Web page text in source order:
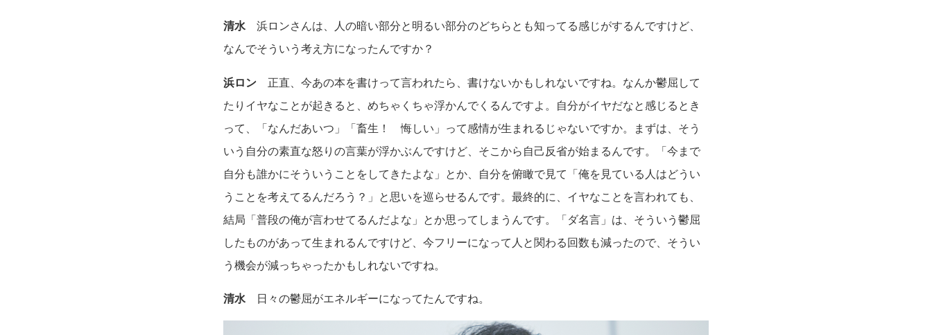
清水 浜ロンさんは、人の暗い部分と明るい部分のどちらとも知ってる感じがするんですけど、
なんでそういう考え方になったんですか？
浜ロン 正直、今あの本を書けって言われたら、書けないかもしれないですね。なんか鬱屈して
たりイヤなことが起きると、めちゃくちゃ浮かんでくるんですよ。自分がイヤだなと感じるとき
って、「なんだあいつ」「畜生！ 悔しい」って感情が生まれるじゃないですか。まずは、そう
いう自分の素直な怒りの言葉が浮かぶんですけど、そこから自己反省が始まるんです。「今まで
自分も誰かにそういうことをしてきたよな」とか、自分を俯瞰で見て「俺を見ている人はどうい
うことを考えてるんだろう？」と思いを巡らせるんです。最終的に、イヤなことを言われても、
結局「普段の俺が言わせてるんだよな」とか思ってしまうんです。「ダ名言」は、そういう鬱屈
したものがあって生まれるんですけど、今フリーになって人と関わる回数も減ったので、そうい
う機会が減っちゃったかもしれないですね。
清水 日々の鬱屈がエネルギーになってたんですね。